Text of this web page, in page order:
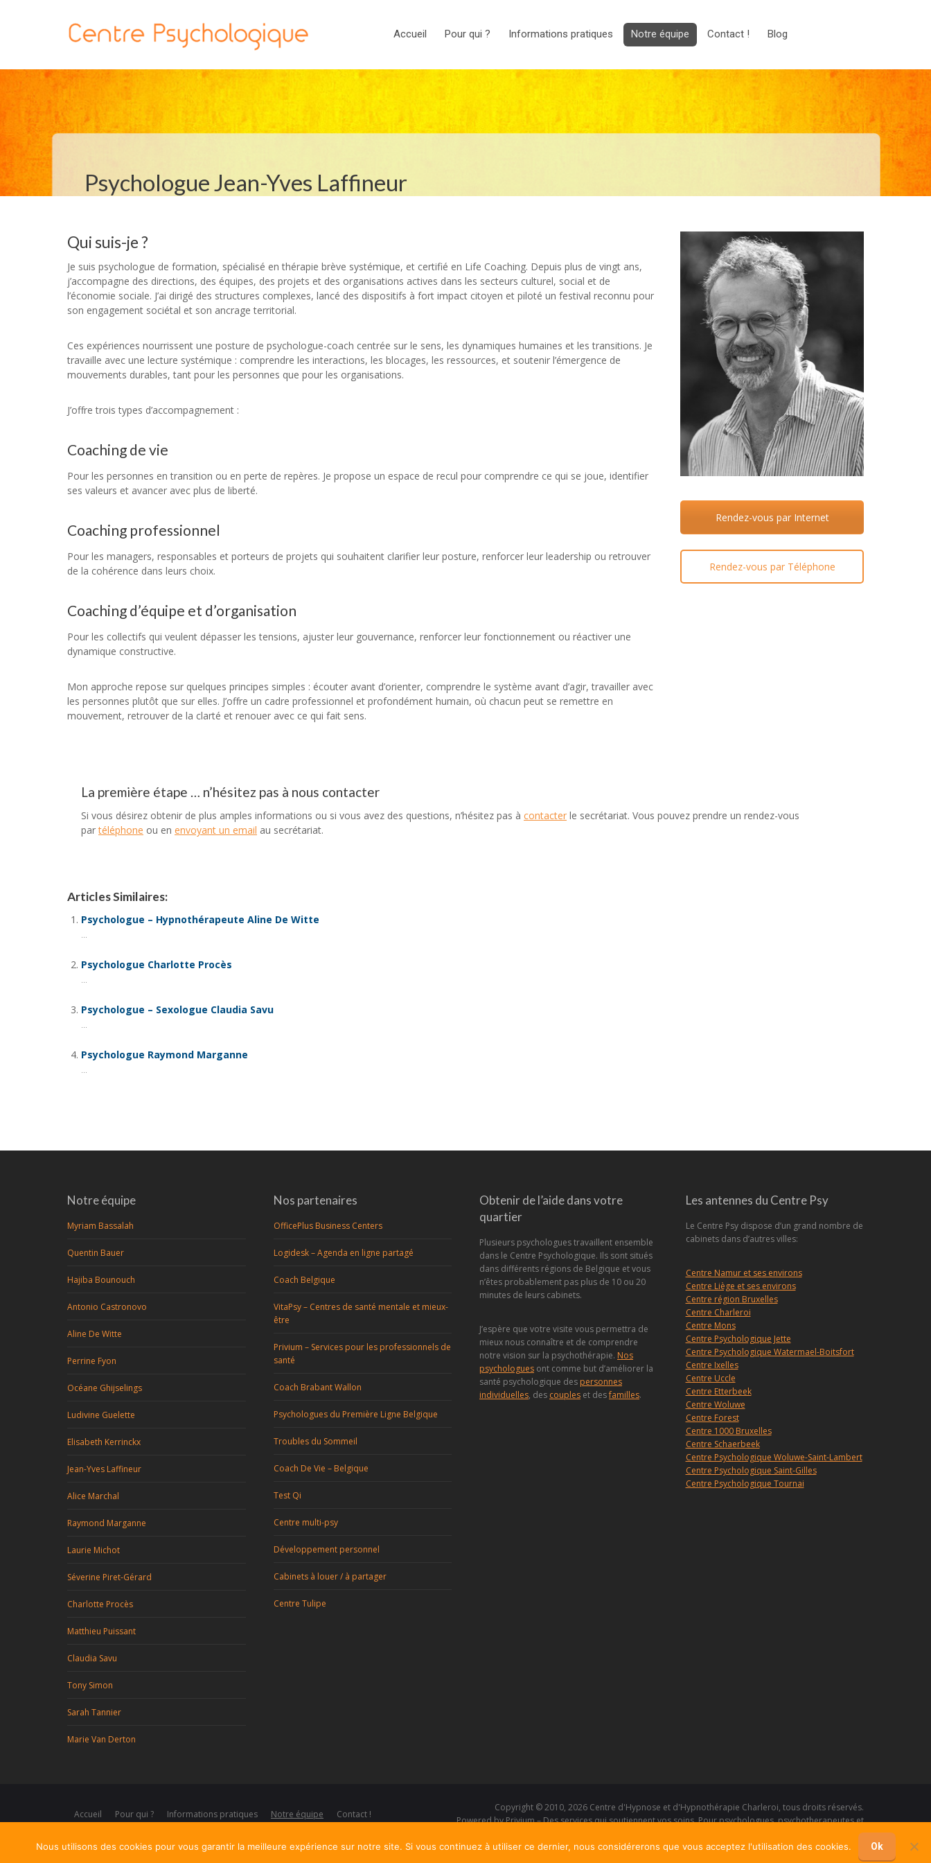
Accueil Pour qui ? Informations pratiques Notre équipe Contact ! Blog
Psychologue Jean-Yves Laffineur
Qui suis-je ?
Je suis psychologue de formation, spécialisé en thérapie brève systémique, et certifié en Life Coaching. Depuis plus de vingt ans,
j’accompagne des directions, des équipes, des projets et des organisations actives dans les secteurs culturel, social et de
l’économie sociale. J’ai dirigé des structures complexes, lancé des dispositifs à fort impact citoyen et piloté un festival reconnu pour
son engagement sociétal et son ancrage territorial.
Ces expériences nourrissent une posture de psychologue-coach centrée sur le sens, les dynamiques humaines et les transitions. Je
travaille avec une lecture systémique : comprendre les interactions, les blocages, les ressources, et soutenir l’émergence de
mouvements durables, tant pour les personnes que pour les organisations.
J’offre trois types d’accompagnement :
Coaching de vie
Pour les personnes en transition ou en perte de repères. Je propose un espace de recul pour comprendre ce qui se joue, identifier
ses valeurs et avancer avec plus de liberté.
Coaching professionnel
Pour les managers, responsables et porteurs de projets qui souhaitent clarifier leur posture, renforcer leur leadership ou retrouver
de la cohérence dans leurs choix.
Coaching d’équipe et d’organisation
Pour les collectifs qui veulent dépasser les tensions, ajuster leur gouvernance, renforcer leur fonctionnement ou réactiver une
dynamique constructive.
Mon approche repose sur quelques principes simples : écouter avant d’orienter, comprendre le système avant d’agir, travailler avec
les personnes plutôt que sur elles. J’offre un cadre professionnel et profondément humain, où chacun peut se remettre en
mouvement, retrouver de la clarté et renouer avec ce qui fait sens.
Rendez-vous par Internet
Rendez-vous par Téléphone
La première étape … n’hésitez pas à nous contacter
Si vous désirez obtenir de plus amples informations ou si vous avez des questions, n’hésitez pas à contacter le secrétariat. Vous pouvez prendre un rendez-vous
partéléphone ou en envoyant un email au secrétariat.
Articles Similaires:
Psychologue – Hypnothérapeute Aline De Witte
...
Psychologue Charlotte Procès
...
Psychologue – Sexologue Claudia Savu
...
Psychologue Raymond Marganne
...
Notre équipe
Myriam Bassalah
Quentin Bauer
Hajiba Bounouch
Antonio Castronovo
Aline De Witte
Perrine Fyon
Océane Ghijselings
Ludivine Guelette
Elisabeth Kerrinckx
Jean-Yves Laffineur
Alice Marchal
Raymond Marganne
Laurie Michot
Séverine Piret-Gérard
Charlotte Procès
Matthieu Puissant
Claudia Savu
Tony Simon
Sarah Tannier
Marie Van Derton
Nos partenaires
OfficePlus Business Centers
Logidesk – Agenda en ligne partagé
Coach Belgique
VitaPsy – Centres de santé mentale et mieux-
être
Privium – Services pour les professionnels de
santé
Coach Brabant Wallon
Psychologues du Première Ligne Belgique
Troubles du Sommeil
Coach De Vie – Belgique
Test Qi
Centre multi-psy
Développement personnel
Cabinets à louer / à partager
Centre Tulipe
Obtenir de l’aide dans votre
quartier
Plusieurs psychologues travaillent ensemble
dans le Centre Psychologique. Ils sont situés
dans différents régions de Belgique et vous
n’êtes probablement pas plus de 10 ou 20
minutes de leurs cabinets.
J’espère que votre visite vous permettra de
mieux nous connaître et de comprendre
notre vision sur la psychothérapie. Nos
psychologues ont comme but d’améliorer la
santé psychologique des personnes
individuelles, des couples et desfamilles.
Les antennes du Centre Psy
Le Centre Psy dispose d’un grand nombre de
cabinets dans d’autres villes:
Centre Namur et ses environs
Centre Liège et ses environs
Centre région Bruxelles
Centre Charleroi
Centre Mons
Centre Psychologique Jette
Centre Psychologique Watermael-Boitsfort
Centre Ixelles
Centre Uccle
Centre Etterbeek
Centre Woluwe
Centre Forest
Centre 1000 Bruxelles
Centre Schaerbeek
Centre Psychologique Woluwe-Saint-Lambert
Centre Psychologique Saint-Gilles
Centre Psychologique Tournai
Accueil Pour qui ? Informations pratiques Notre équipe
Contact !
Copyright © 2010, 2026 Centre d'Hypnose et d'Hypnothérapie Charleroi, tous droits réservés.
Powered byPrivium – Des services qui soutiennent vos soins. Pour psychologues, psychotherapeutes et
hypnotherapeutes.
RGPD - Politique de Protection de la Vie Privée
Nous utilisons des cookies pour vous garantir la meilleure expérience sur notre site. Si vous continuez à utiliser ce dernier, nous considérerons que vous acceptez l'utilisation des cookies. Ok